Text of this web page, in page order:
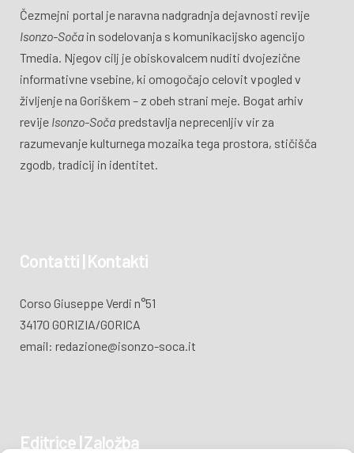
Čezmejni portal je naravna nadgradnja dejavnosti revije
Isonzo-Soča in sodelovanja s komunikacijsko agencijo
Tmedia. Njegov cilj je obiskovalcem nuditi dvojezične
informativne vsebine, ki omogočajo celovit vpogled v
življenje na Goriškem – z obeh strani meje. Bogat arhiv
revije Isonzo-Soča predstavlja neprecenljiv vir za
razumevanje kulturnega mozaika tega prostora, stičišča
zgodb, tradicij in identitet.
Contatti | Kontakti
Corso Giuseppe Verdi n°51
34170 GORIZIA/GORICA
email: redazione@isonzo-soca.it
Editrice | Založba